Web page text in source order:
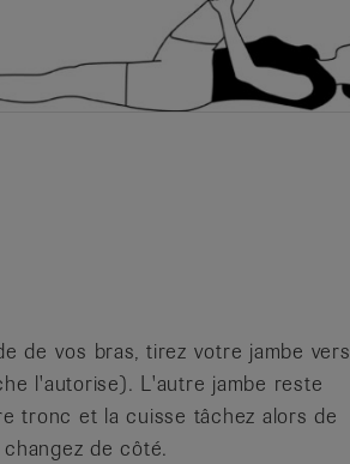
de vos bras, tirez votre jambe vers
l'autorise). L'autre jambe reste
tronc et la cuisse tâchez alors de
de côté.